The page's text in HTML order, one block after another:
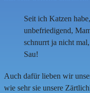
Seit ich Katzen
unbefriedigend,
schnurrt ja nicht
Sau!
Auch dafür lieben wir
wie sehr sie unsere